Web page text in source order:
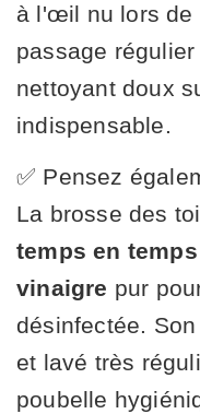
à l'œil nu lors de
passage
nettoyant doux
indispensable.
✅ Pensez
La brosse des
temps en
vinaigre pur
désinfectée.
et lavé très
poubelle